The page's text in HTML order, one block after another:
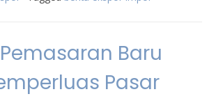
Baru
Pasar